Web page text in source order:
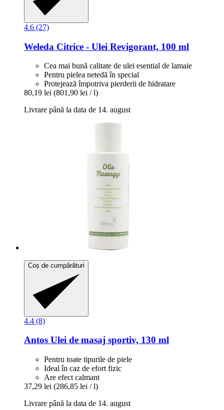
4.6 (27)
Weleda Citrice -​ Ulei Revigorant, 100 ml
Cea mai bună calitate de ulei esential de lamaie
Pentru pielea netedă în special
Protejează împotriva pierderii de hidratare
80,19 lei (801,90 lei / l)
Livrare până la data de 14. august
Coș de cumpărături
4.4 (8)
Antos Ulei de masaj sportiv, 130 ml
Pentru toate tipurile de piele
Ideal în caz de efort fizic
Are efect calmant
37,29 lei (286,85 lei / l)
Livrare până la data de 14. august